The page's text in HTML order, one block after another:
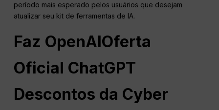
período mais esperado pelos usuários que desejam
atualizar seu kit de ferramentas de IA.
Faz OpenAIOferta
Oficial ChatGPT
Descontos da Cyber